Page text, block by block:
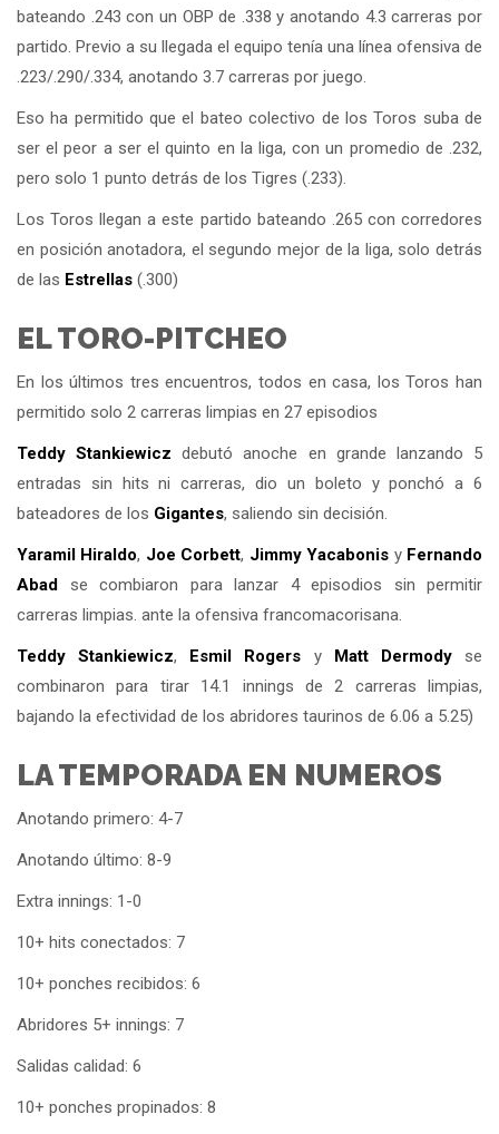
bateando .243 con un OBP de .338 y anotando 4.3 carreras por
partido. Previo a su llegada el equipo tenía una línea ofensiva de
.223/.290/.334, anotando 3.7 carreras por juego.
Eso ha permitido que el bateo colectivo de los Toros suba de
ser el peor a ser el quinto en la liga, con un promedio de .232,
pero solo 1 punto detrás de los Tigres (.233).
Los Toros llegan a este partido bateando .265 con corredores
en posición anotadora, el segundo mejor de la liga, solo detrás
de las Estrellas (.300)
EL TORO-PITCHEO
En los últimos tres encuentros, todos en casa, los Toros han
permitido solo 2 carreras limpias en 27 episodios
Teddy Stankiewicz debutó anoche en grande lanzando 5
entradas sin hits ni carreras, dio un boleto y ponchó a 6
bateadores de los Gigantes, saliendo sin decisión.
Yaramil Hiraldo, Joe Corbett, Jimmy Yacabonis y Fernando
Abad se combiaron para lanzar 4 episodios sin permitir
carreras limpias. ante la ofensiva francomacorisana.
Teddy Stankiewicz, Esmil Rogers y Matt Dermodyse
combinaron para tirar 14.1 innings de 2 carreras limpias,
bajando la efectividad de los abridores taurinos de 6.06 a 5.25)
LA TEMPORADA EN NUMEROS
Anotando primero: 4-7
Anotando último: 8-9
Extra innings: 1-0
10+ hits conectados: 7
10+ ponches recibidos: 6
Abridores 5+ innings: 7
Salidas calidad: 6
10+ ponches propinados: 8